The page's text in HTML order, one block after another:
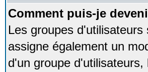
Comment puis-je
Les groupes
assigne également un
d'un groupe